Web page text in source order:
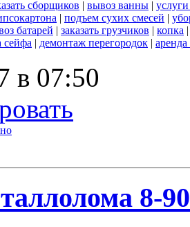
сборщиков | вывоз ванны |
| подъем сухих смесей |
батарей | заказать грузчиков | копка
сейфа | демонтаж перегородок |
в 07:50
8-